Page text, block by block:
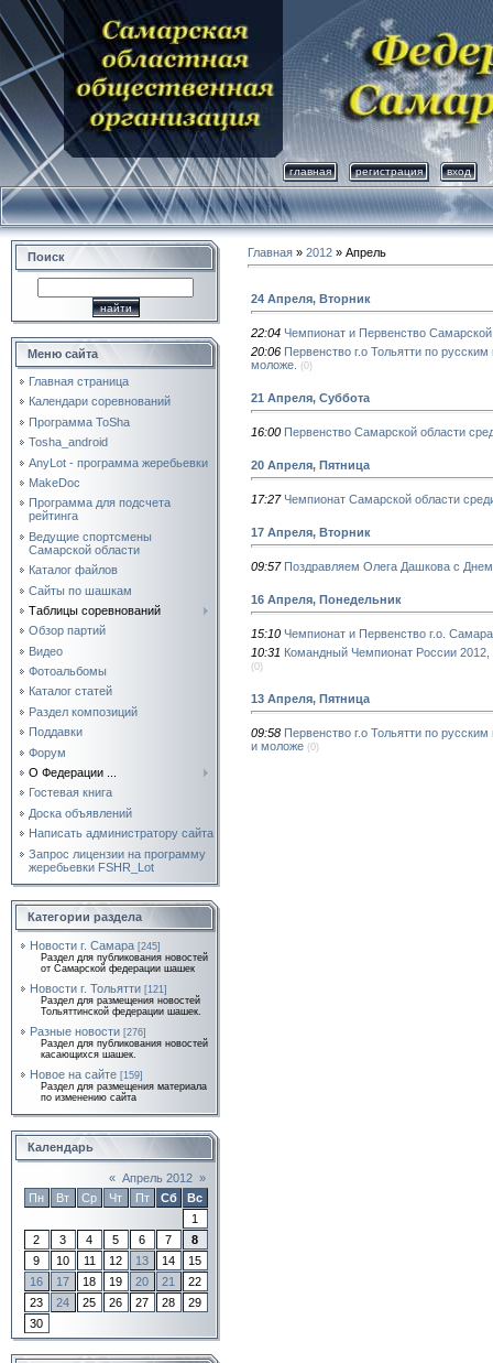
главная регистрация вход
Поиск
Меню сайта
Главная страница
Календари соревнований
Программа ToSha
Tosha_android
AnyLot - программа жеребьевки
MakeDoc
Программа для подсчета
рейтинга
Ведущие спортсмены
Самарской области
Каталог файлов
Сайты по шашкам
Таблицы соревнований
Обзор партий
Видео
Фотоальбомы
Каталог статей
Раздел композиций
Поддавки
Форум
О Федерации ...
Гостевая книга
Доска объявлений
Написать администратору сайта
Запрос лицензии на программу
жеребьевки FSHR_Lot
Категории раздела
Новости г. Самара [245]
Раздел для публикования новостей
от Самарской федерации шашек
Новости г. Тольятти [121]
Раздел для размещения новостей
Тольяттинской федерации шашек.
Разные новости [276]
Раздел для публикования новостей
касающихся шашек.
Новое на сайте [159]
Раздел для размещения материала
по изменению сайта
Календарь
« Апрель 2012 »
Пн
Вт Ср Чт Пт Сб
Вс
1
2
3 4 5 6 7
8
9
10 11 12 13 14
15
16
17 18 19 20 21
22
23
24 25 26 27 28
29
30
Главная » 2012 » Апрель
24 Апреля, Вторник
22:04 Чемпионат и Первенство
20:06 Первенство г.о Тольятти по
моложе. (0)
21 Апреля, Суббота
16:00 Первенство Самарской области
20 Апреля, Пятница
17:27 Чемпионат Самарской области
17 Апреля, Вторник
09:57 Поздравляем Олега Дашкова с
16 Апреля, Понедельник
15:10 Чемпионат и Первенство г.о.
10:31 Командный Чемпионат России
(0)
13 Апреля, Пятница
09:58 Первенство г.о Тольятти по
и моложе (0)